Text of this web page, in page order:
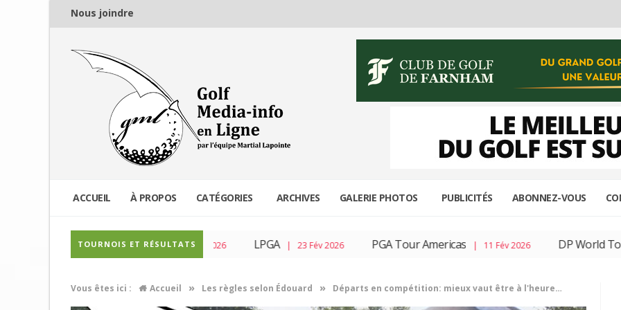
Nous joindre
ACCUEIL À PROPOS CATÉGORIES ARCHIVES GALERIE PHOTOS PUBLICITÉS ABONNEZ-VOUS
TOURNOIS ET RÉSULTATS
PGA Tour | 04 Mar 2026 LPGA | 23 Fév 2026 PGA Tour Americas| 11 Fév 2026 DP World Tour| 04
Vous êtes ici : Accueil » Les règles selon Édouard » Départs en compétition: mieux vaut être à l'heure…